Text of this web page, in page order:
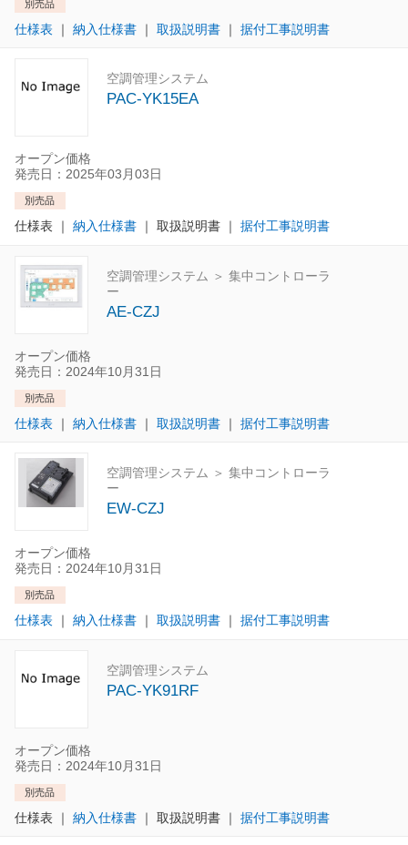
別売品
仕様表 ｜ 納入仕様書 ｜ 取扱説明書 ｜ 据付工事説明書
空調管理システム
PAC-YK15EA
オープン価格
発売日：2025年03月03日
別売品
仕様表 ｜ 納入仕様書 ｜ 取扱説明書｜ 据付工事説明書
空調管理システム ＞ 集中コントローラ
ー
AE-CZJ
オープン価格
発売日：2024年10月31日
別売品
仕様表 ｜ 納入仕様書 ｜ 取扱説明書 ｜ 据付工事説明書
空調管理システム ＞ 集中コントローラ
ー
EW-CZJ
オープン価格
発売日：2024年10月31日
別売品
仕様表 ｜ 納入仕様書 ｜ 取扱説明書 ｜ 据付工事説明書
空調管理システム
PAC-YK91RF
オープン価格
発売日：2024年10月31日
別売品
仕様表 ｜ 納入仕様書 ｜ 取扱説明書｜ 据付工事説明書